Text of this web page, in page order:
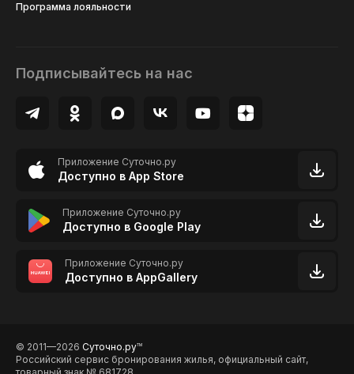
Программа лояльности
Подписывайтесь на нас
Приложение Суточно.ру
Доступно в App Store
Приложение Суточно.ру
Доступно в Google Play
Приложение Суточно.ру
Доступно в AppGallery
© 2011—2026 Суточно.руTM
Российский сервис бронирования жилья, официальный сайт,